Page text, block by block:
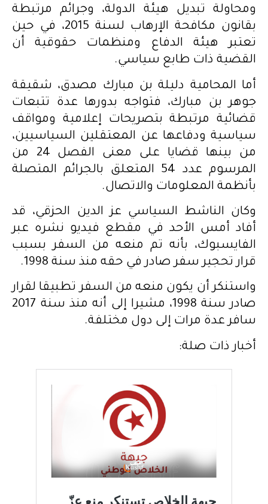
ومحاولة تبديل هيئة الدولة، وجرائم مرتبطة
بقانون مكافحة الإرهاب لسنة 2015، في حين
تعتبر هيئة الدفاع ومنظمات حقوقية أن
القضية ذات طابع سياسي.
أما المحامية دليلة بن مبارك مصدق، شقيقة
جوهر بن مبارك، فتواجه بدورها عدة تتبعات
قضائية مرتبطة بتصريحات إعلامية ومواقف
سياسية ودفاعها عن المعتقلين السياسيين،
من بينها قضايا على معنى الفصل 24 من
المرسوم عدد 54 المتعلق بالجرائم المتصلة
بأنظمة المعلومات والاتصال.
وكان الناشط السياسي عز الدين الحزقي، قد
أفاد أمس الأحد في مقطع فيديو نشره عبر
الفايسبوك، بأنه تم منعه من السفر بسبب
قرار تحجير سفر صادر في حقه منذ سنة 1998.
واستنكر أن يكون منعه من السفر تطبيقا لقرار
صادر سنة 1998، مشيرا إلى أنه منذ سنة 2017
سافر عدة مرات إلى دول مختلفة.
أخبار ذات صلة: